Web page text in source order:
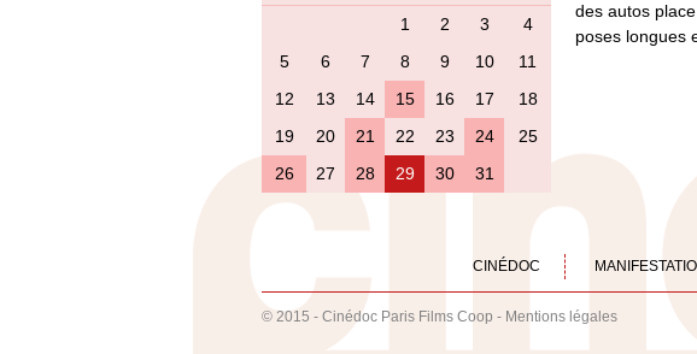
1 2 3
4
5
6 7 8 9 10
11
12
13 14 15 16 17
18
19
20 21 22 23 24
25
26
27 28 29 30 31
des autos
poses longues
CINÉDOC
© 2015 - Cinédoc Paris Films Coop - Mentions légales